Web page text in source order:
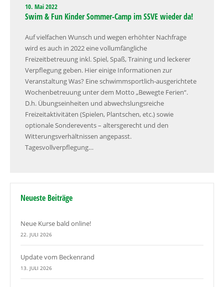
10. Mai 2022
Swim & Fun Kinder Sommer-Camp im SSVE wieder da!
Auf vielfachen Wunsch und wegen erhöhter Nachfrage
wird es auch in 2022 eine vollumfängliche
Freizeitbetreuung inkl. Spiel, Spaß, Training und leckerer
Verpflegung geben. Hier einige Informationen zur
Veranstaltung Was? Eine schwimmsportlich-ausgerichtete
Wochenbetreuung unter dem Motto „Bewegte Ferien“.
D.h. Übungseinheiten und abwechslungsreiche
Freizeitaktivitäten (Spielen, Plantschen, etc.) sowie
optionale Sonderevents – altersgerecht und den
Witterungsverhältnissen angepasst.
Tagesvollverpflegung…
Neueste Beiträge
Neue Kurse bald online!
22. JULI 2026
Update vom Beckenrand
13. JULI 2026